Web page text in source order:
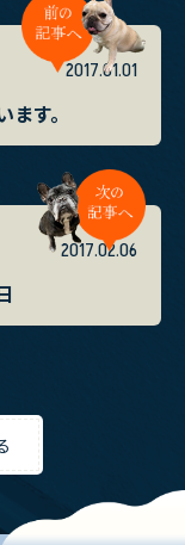
2017.01.01
す。
2017.02.06